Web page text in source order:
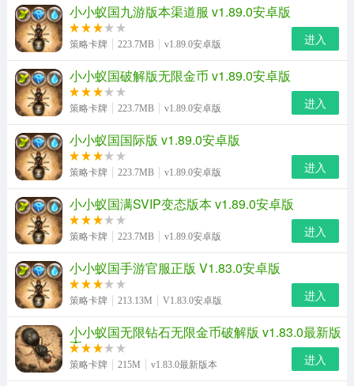
小小蚁国九游版本渠道服 v1.89.0安卓版
策略卡牌 223.7MB v1.89.0安卓版 进入
小小蚁国破解版无限金币 v1.89.0安卓版
策略卡牌 223.7MB v1.89.0安卓版 进入
小小蚁国国际版 v1.89.0安卓版
策略卡牌 223.7MB v1.89.0安卓版 进入
小小蚁国满SVIP变态版本 v1.89.0安卓版
策略卡牌 223.7MB v1.89.0安卓版 进入
小小蚁国手游官服正版 V1.83.0安卓版
策略卡牌 213.13M V1.83.0安卓版 进入
小小蚁国无限钻石无限金币破解版 v1.83.0最新版
本
策略卡牌 215M v1.83.0最新版本 进入